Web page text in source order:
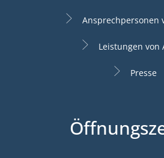
Ansprechpersonen
Leistungen von
Presse